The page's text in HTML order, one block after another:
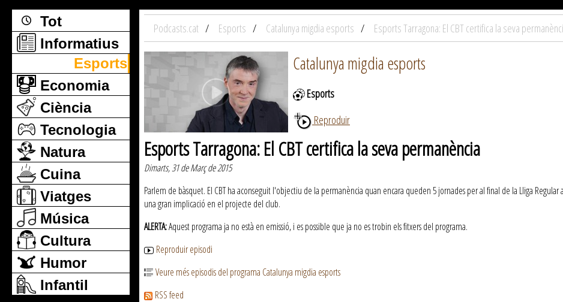
Tot
Informatius
Esports
Economia
Ciència
Tecnologia
Natura
Cuina
Viatges
Música
Cultura
Humor
Infantil
Podcasts.cat Esports Catalunya migdia esports Esports Tarragona: El CBT certifica la seva
Catalunya migdia esports
Esports
Reproduir
Esports Tarragona: El CBT certifica la seva permanència
Dimarts, 31 de Març de 2015
Parlem de bàsquet. El CBT ha aconseguit l'objectiu de la permanència quan encara queden 5 jornades per al final de la Lliga
una gran implicació en el projecte del club.
ALERTA:Aquest programa ja no està en emissió, i es possible que ja no es trobin els fitxers del programa.
Reproduir episodi
Veure més episodis del programa Catalunya migdia esports
RSS feed